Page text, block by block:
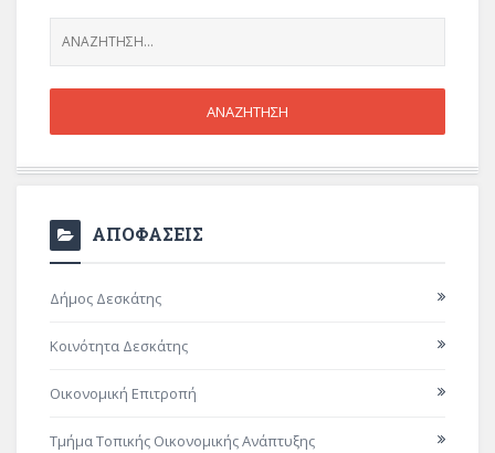
ΑΠΟΦΑΣΕΙΣ
Δήμος Δεσκάτης
Κοινότητα Δεσκάτης
Οικονομική Επιτροπή
Τμήμα Τοπικής Οικονομικής Ανάπτυξης